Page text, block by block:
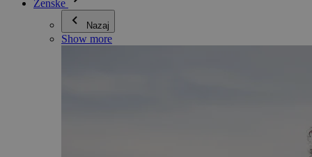
Ženske
Nazaj
Show more